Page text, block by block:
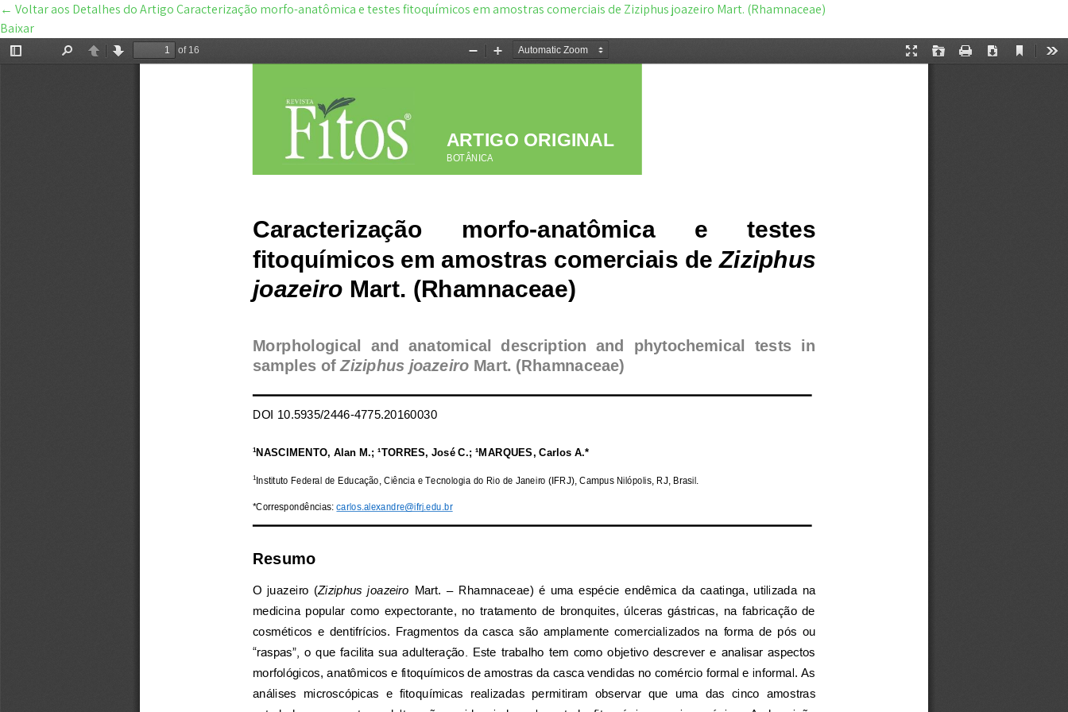
← Voltar aos Detalhes do ArtigoCaracterização morfo-anatômica e testes fitoquímicos em amostras comerciais de Ziziphus joazeiro Mart. (Rhamnaceae)
Baixar